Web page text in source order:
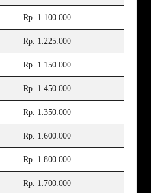
Rp. 1.100.000
Rp. 1.225.000
Rp. 1.150.000
Rp. 1.450.000
Rp. 1.350.000
Rp. 1.600.000
Rp. 1.800.000
Rp. 1.700.000